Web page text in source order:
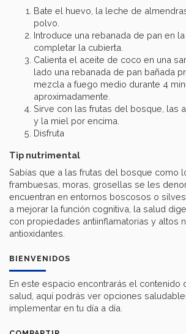
BIENVENIDOS
En este espacio encontrarás el contenido
salud, aquí podrás ver opciones
implementar en tu día a día.
Bate el huevo, la leche de
polvo.
Introduce una rebanada de pan en
completar la cubierta.
Calienta el aceite de coco en una
lado una rebanada de pan bañada
mezcla a fuego medio durante 4
aproximadamente.
Sirve con las frutas del bosque, las
y la miel por encima.
Disfruta
Tip nutrimental
Sabías que a las frutas del bosque como
frambuesas, moras, grosellas se les
encuentran en entornos boscosos o
a mejorar la función cognitiva, la salud
con propiedades antiinflamatorias y altos
antioxidantes.